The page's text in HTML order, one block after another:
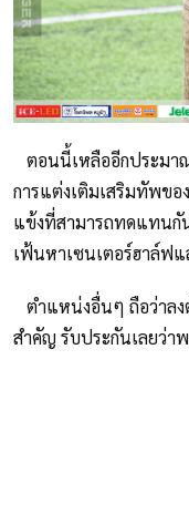
ตอนนี้เหลืออีกประมา
การแต่งเติมเสริมทัพขอ
แข้งที่สามารถทดแทนกั
เฟ้นหาเซนเตอร์ฮาล์ฟ
ตำแหน่งอื่นๆ ถือว่าล
สำคัญ รับประกันเลยว่า